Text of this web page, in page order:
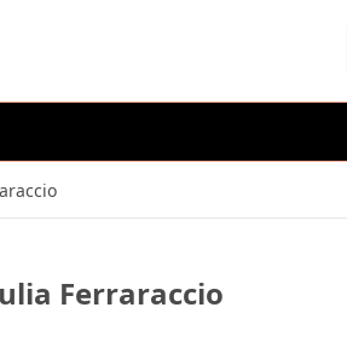
Ferraraccio